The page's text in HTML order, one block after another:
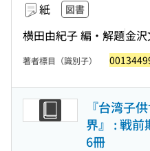
紙 図書
横田由紀子 編・解題金
著者標目（識別子）
『台湾子
界』 : 戦
6冊